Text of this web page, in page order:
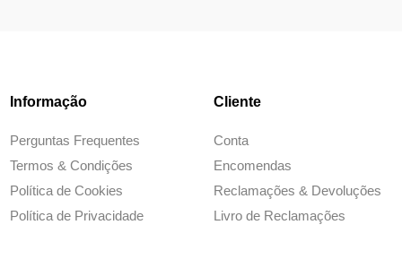
Informação
Perguntas Frequentes
Termos & Condições
Política de Cookies
Política de Privacidade
Cliente
Conta
Encomendas
Reclamações & Devoluções
Livro de Reclamações